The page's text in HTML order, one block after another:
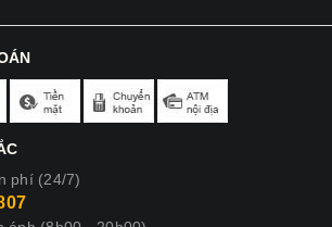
phí (24/7)